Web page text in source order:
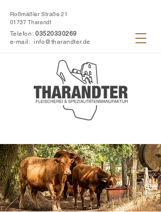
Roßmäßler Straße 21
01737 Tharandt
Telefon: 03520330269
e-mail:info@tharandter.de